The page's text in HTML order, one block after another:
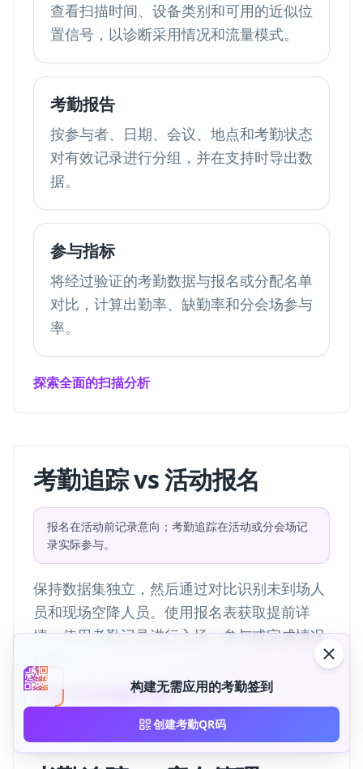
查看扫描时间、设备类别和可用的近似位
置信号，以诊断采用情况和流量模式。
考勤报告
按参与者、日期、会议、地点和考勤状态
对有效记录进行分组，并在支持时导出数
据。
参与指标
将经过验证的考勤数据与报名或分配名单
对比，计算出勤率、缺勤率和分会场参与
率。
探索全面的扫描分析
考勤追踪 vs 活动报名
报名在活动前记录意向；考勤追踪在活动或分会场记
录实际参与。
保持数据集独立，然后通过对比识别未到场人
员和现场空降人员。使用报名表获取提前详
情，使用考勤记录进行入场、参与或完成情况
查看QR码活动解决方案构建无需应用的考勤签到
创建考勤QR码